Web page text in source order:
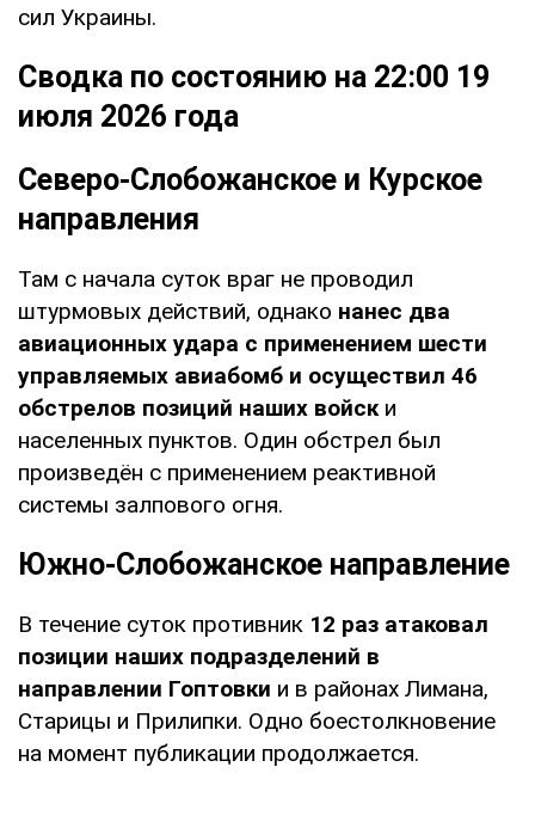
сил Украины.
Сводка по состоянию на 22:00 19
июля 2026 года
Северо-Слобожанское и Курское
направления
Там с начала суток враг не проводил
штурмовых действий, однако нанес два
авиационных удара с применением шести
управляемых авиабомб и осуществил 46
обстрелов позиций наших войски
населенных пунктов. Один обстрел был
произведён с применением реактивной
системы залпового огня.
Южно-Слобожанское направление
В течение суток противник 12 раз атаковал
позиции наших подразделений в
направлении Гоптовки и в районах Лимана,
Старицы и Прилипки. Одно боестолкновение
на момент публикации продолжается.